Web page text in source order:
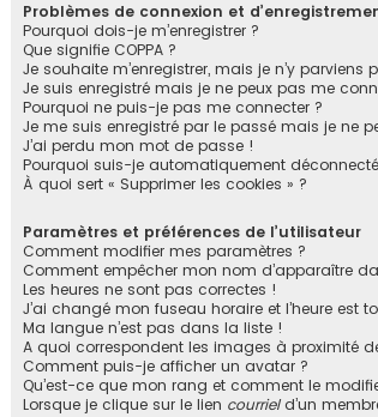
Problèmes de connexion et
Pourquoi dois-je m’enregistrer ?
Que signifie COPPA ?
Je souhaite m’enregistrer, mais je n’y parviens
Je suis enregistré mais je ne peux pas me
Pourquoi ne puis-je pas me connecter ?
Je me suis enregistré par le passé mais je ne
J’ai perdu mon mot de passe !
Pourquoi suis-je automatiquement
À quoi sert « Supprimer les cookies » ?
Paramètres et préférences de l’utilisateur
Comment modifier mes paramètres ?
Comment empêcher mon nom d’apparaître
Les heures ne sont pas correctes !
J’ai changé mon fuseau horaire et l’heure est
Ma langue n’est pas dans la liste !
A quoi correspondent les images à proximité
Comment puis-je afficher un avatar ?
Qu’est-ce que mon rang et comment le
Lorsque je clique sur le lien courrield’un